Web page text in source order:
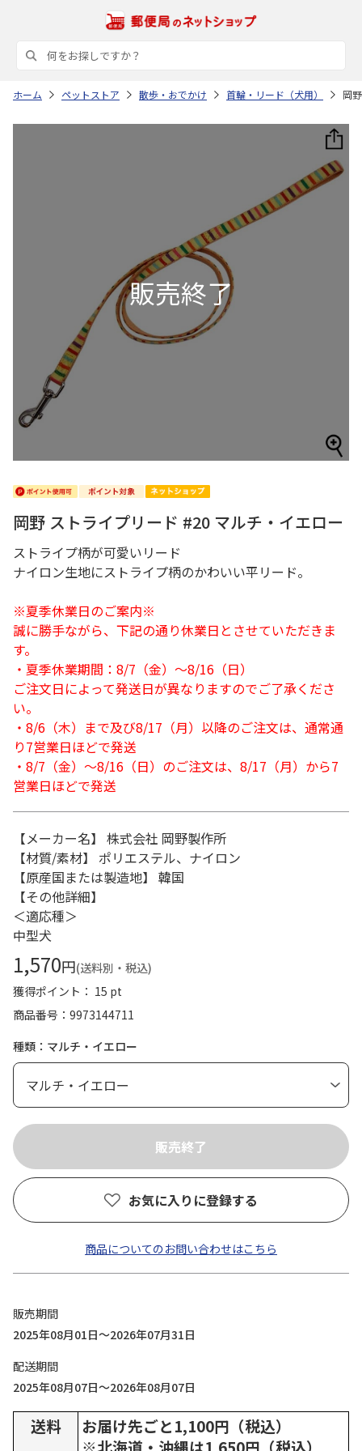
ホーム ペットストア 散歩・おでかけ 首輪・リード（犬用） 岡
岡野 ストライプリード #20 マルチ・イエロー
ストライプ柄が可愛いリード
ナイロン生地にストライプ柄のかわいい平リード。
※夏季休業日のご案内※
誠に勝手ながら、下記の通り休業日とさせていただきま
す。
・夏季休業期間：8/7（金）～8/16（日）
ご注文日によって発送日が異なりますのでご了承くださ
い。
・8/6（木）まで及び8/17（月）以降のご注文は、通常通
り7営業日ほどで発送
・8/7（金）～8/16（日）のご注文は、8/17（月）から7
営業日ほどで発送
【メーカー名】 株式会社 岡野製作所
【材質/素材】 ポリエステル、ナイロン
【原産国または製造地】 韓国
【その他詳細】
＜適応種＞
中型犬
1,570円(送料別・税込)
獲得ポイント： 15 pt
商品番号
9973144711
種類：マルチ・イエロー
お気に入りに登録する
商品についてのお問い合わせはこちら
販売期間
2025年08月01日～2026年07月31日
配送期間
2025年08月07日～2026年08月07日
送料
お届け先ごと1,100円（税込）
※北海道・沖縄は1,650円（税込）